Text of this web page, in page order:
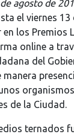
agosto de
el viernes 13
los Premios
online a
del
manera
de la Ciudad.
ternados